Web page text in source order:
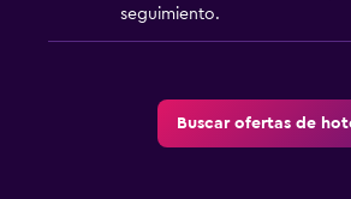
seguimiento.
Buscar ofertas de